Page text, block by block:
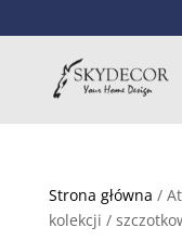
Strona główna /
kolekcji /